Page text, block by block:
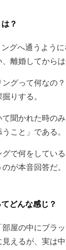
？
グへ通うよう
離婚してからは
グって何なの
りする。
聞かれた時の
こと」である。
グで何をしてい
が本音回答だ。
どんな感じ？
屋の中にブラ
えるが、実は